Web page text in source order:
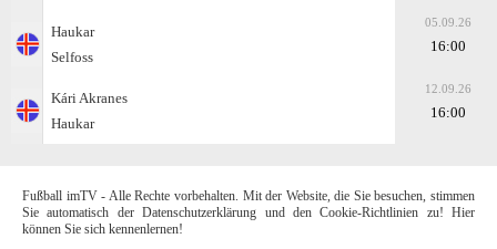
Haukar
Selfoss
05.09.26
16:00
Kári Akranes
Haukar
12.09.26
16:00
Fußball imTV - Alle Rechte vorbehalten. Mit der Website, die Sie besuchen, stimmen
Sie automatisch der Datenschutzerklärung und den Cookie-Richtlinien zu! Hier
können Sie sich kennenlernen!